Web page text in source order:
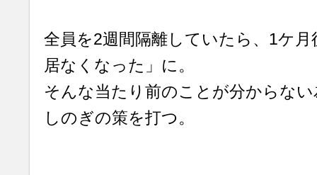
全員を2週間隔離していたら、1ケ
居なくなった」に。
そんな当たり前のことが分からな
しのぎの策を打つ。